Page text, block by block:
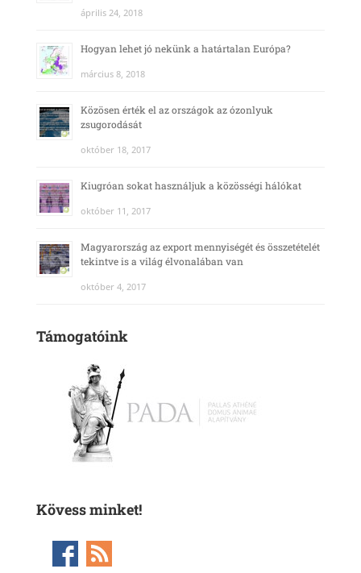
április 24, 2018
Hogyan lehet jó nekünk a határtalan Európa?
március 8, 2018
Közösen érték el az országok az ózonlyuk
zsugorodását
október 18, 2017
Kiugróan sokat használjuk a közösségi hálókat
október 11, 2017
Magyarország az export mennyiségét és összetételét
tekintve is a világ élvonalában van
október 4, 2017
Támogatóink
Kövess minket!